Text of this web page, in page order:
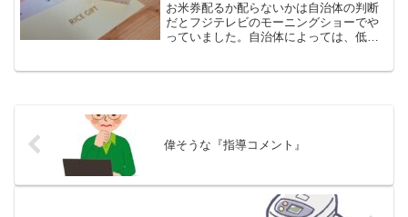
お米券配るか配らないかは自治体の判断
だとフジテレビのモーニングショーでや
っていました。自治体によっては、低所
偉そうな『指導コメント』